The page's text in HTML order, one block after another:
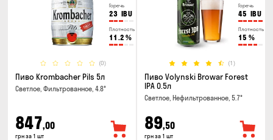
Горечь
23 IBU
Плотность
11.2 %
(0)
Пиво Krombacher Pils 5л
Светлое, Фильтрованное, 4.8°
847,00
грн за 1 шт
Горечь
45 IBU
Плотность
15 %
(1)
Пиво Volynski Browar Forest
IPA 0.5л
Светлое, Нефильтрованное, 5.7°
89,50
грн за 1 шт